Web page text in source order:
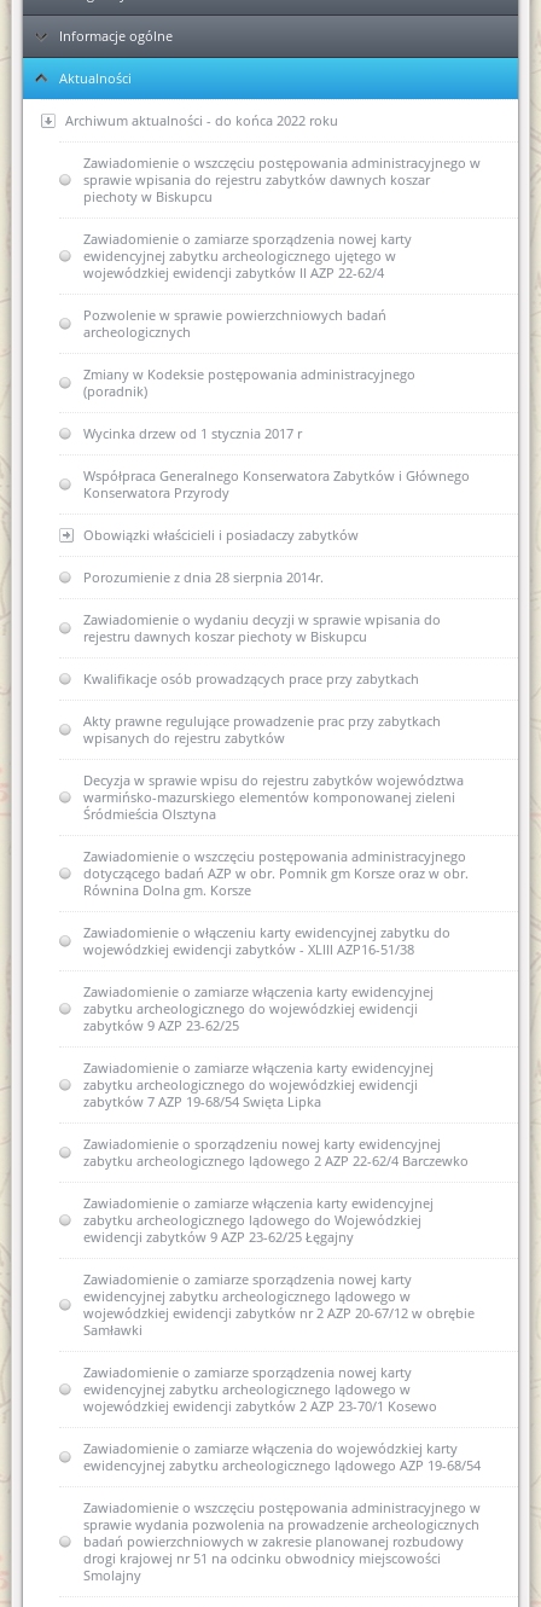
Ełk
Elbląg
Informacje ogólne
KPA - sposób postępowania podczas przyjmowania dokumentów
Ponowne wykorzystanie informacji publicznej
Kolejność rozpatrywania spraw
Skargi i wnioski
Regulaminy Urzędu
Regulamin Organizacyjny WUOZ w Olsztynie
Statut prawny
Majątek
Podstawa prawna
USTAWA o ochronie zabytków i opiece nad zabytkami (Dz.U.
2003 nr 162, poz. 1568)
USTAWA z dnia 16 kwietnia 2004 r o ochronie przyrody (Dz. U.
Nr 92, poz. 880)
USTAWA z dnia 27 marca 2003 r. o planowaniu i
zagospodarowaniu przestrzennym (Dz. U. z dnia 10 maja 2003
r.)
Rozporządzenie w sprawie oraganizacji wojewódzkich urzędów
ochrony zabytków (Dz.U. z 2004r. nr 75 poz 706)
USTAWA z dnia 29 stycznia 2004 r Prawo zamówień publicznych
(Dz. U. Nr 113, poz. 759 ze zm.)
USTAWA z dnia 7 lipca 1994 r. Prawo budowlane (Dz. U. Nr 89,
poz. 414 ze zm.)
Wykaz stanowisk WUOZ i kontakty
Elektroniczna Skrzynka Podawcza - składanie pism i wniosków
drogą elektroniczną
Kierownictwo jednostki
DEKLARACJA DOSTĘPNOŚCI
Aktualności
Archiwum aktualności - do końca 2022 roku
Zawiadomienie o wszczęciu postępowania administracyjnego w
sprawie wpisania do rejestru zabytków dawnych koszar
piechoty w Biskupcu
Zawiadomienie o zamiarze sporządzenia nowej karty
ewidencyjnej zabytku archeologicznego ujętego w
wojewódzkiej ewidencji zabytków II AZP 22-62/4
Pozwolenie w sprawie powierzchniowych badań
archeologicznych
Zmiany w Kodeksie postępowania administracyjnego
(poradnik)
Wycinka drzew od 1 stycznia 2017 r
Współpraca Generalnego Konserwatora Zabytków i Głównego
Konserwatora Przyrody
Obowiązki właścicieli i posiadaczy zabytków
Współczesne metody konserwacji budownictwa
zabytkowego - termomodernizacja
Porozumienie z dnia 28 sierpnia 2014r.
Zawiadomienie o wydaniu decyzji w sprawie wpisania do
rejestru dawnych koszar piechoty w Biskupcu
Kwalifikacje osób prowadzących prace przy zabytkach
Akty prawne regulujące prowadzenie prac przy zabytkach
wpisanych do rejestru zabytków
Decyzja w sprawie wpisu do rejestru zabytków województwa
warmińsko-mazurskiego elementów komponowanej zieleni
Śródmieścia Olsztyna
Zawiadomienie o wszczęciu postępowania administracyjnego
dotyczącego badań AZP w obr. Pomnik gm Korsze oraz w obr.
Równina Dolna gm. Korsze
Zawiadomienie o włączeniu karty ewidencyjnej zabytku do
wojewódzkiej ewidencji zabytków - XLIII AZP16-51/38
Zawiadomienie o zamiarze włączenia karty ewidencyjnej
zabytku archeologicznego do wojewódzkiej ewidencji
zabytków 9 AZP 23-62/25
Zawiadomienie o zamiarze włączenia karty ewidencyjnej
zabytku archeologicznego do wojewódzkiej ewidencji
zabytków 7 AZP 19-68/54 Swięta Lipka
Zawiadomienie o sporządzeniu nowej karty ewidencyjnej
zabytku archeologicznego lądowego 2 AZP 22-62/4 Barczewko
Zawiadomienie o zamiarze włączenia karty ewidencyjnej
zabytku archeologicznego lądowego do Wojewódzkiej
ewidencji zabytków 9 AZP 23-62/25 Łęgajny
Zawiadomienie o zamiarze sporządzenia nowej karty
ewidencyjnej zabytku archeologicznego lądowego w
wojewódzkiej ewidencji zabytków nr 2 AZP 20-67/12 w obrębie
Samławki
Zawiadomienie o zamiarze sporządzenia nowej karty
ewidencyjnej zabytku archeologicznego lądowego w
wojewódzkiej ewidencji zabytków 2 AZP 23-70/1 Kosewo
Zawiadomienie o zamiarze włączenia do wojewódzkiej karty
ewidencyjnej zabytku archeologicznego lądowego AZP 19-68/54
Zawiadomienie o wszczęciu postępowania administracyjnego w
sprawie wydania pozwolenia na prowadzenie archeologicznych
badań powierzchniowych w zakresie planowanej rozbudowy
drogi krajowej nr 51 na odcinku obwodnicy miejscowości
Smolajny